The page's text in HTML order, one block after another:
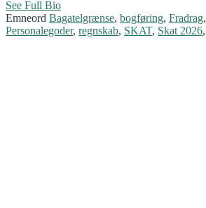
See Full Bio
Emneord Bagatelgrænse, bogføring, Fradrag,
Personalegoder, regnskab, SKAT, Skat 2026,